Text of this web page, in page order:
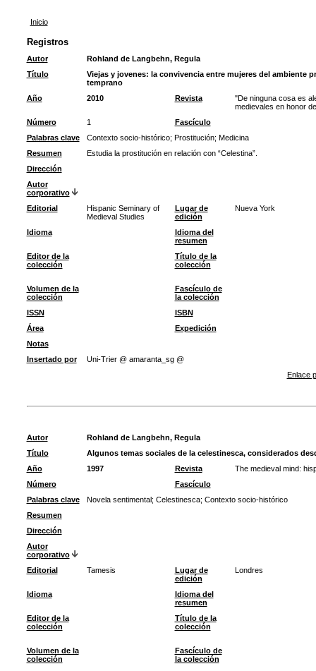
Inicio
Registros
Autor
Rohland de Langbehn, Regula
Título
Viejas y jovenes: la convivencia entre mujeres del ambiente
temprano
Año
2010 Revista
"De ninguna cosa es
medievales en honor
Número
1
Fascículo
Palabras clave
Contexto socio-histórico; Prostitución; Medicina
Resumen
Estudia la prostitución en relación con “Celestina”.
Dirección
Autor
corporativo
Editorial
Hispanic Seminary of
Medieval Studies
Lugar de
edición
Nueva York
Idioma
Idioma del
resumen
Editor de la
colección
Título de la
colección
Volumen de la
colección
Fascículo de
la colección
ISSN
ISBN
Área
Expedición
Notas
Insertado por
Uni-Trier @ amaranta_sg @
Enlace
Autor
Rohland de Langbehn, Regula
Título
Algunos temas sociales de la celestinesca, considerados
Año
1997 Revista
The medieval mind:
Número
Fascículo
Palabras clave
Novela sentimental; Celestinesca; Contexto socio-histórico
Resumen
Dirección
Autor
corporativo
Editorial
Tamesis
Lugar de
edición
Londres
Idioma
Idioma del
resumen
Editor de la
colección
Título de la
colección
Volumen de la
colección
Fascículo de
la colección